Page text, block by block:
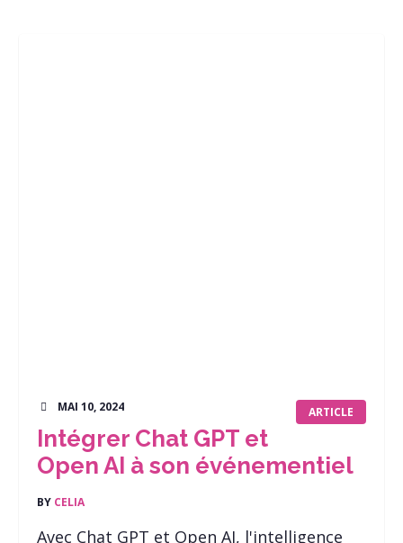
ARTICLE
MAI 10, 2024
Intégrer Chat GPT et
Open AI à son événementiel
BY CELIA
Avec Chat GPT et Open AI, l'intelligence